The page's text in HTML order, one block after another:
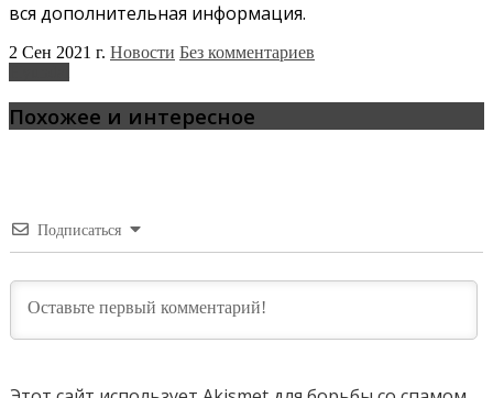
вся дополнительная информация.
2 Сен 2021 г. Новости Без комментариев
Похожее и интересное
Подписаться